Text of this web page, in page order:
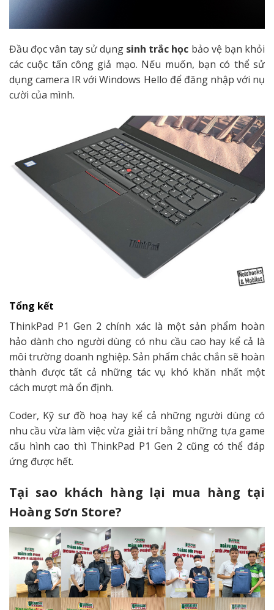
Đầu đọc vân tay sử dụng sinh trắc học bảo vệ bạn khỏi
các cuộc tấn công giả mạo. Nếu muốn, bạn có thể sử
dụng camera IR với Windows Hello để đăng nhập với nụ
cười của mình.
Tổng kết
ThinkPad P1 Gen 2 chính xác là một sản phẩm hoàn
hảo dành cho người dùng có nhu cầu cao hay kể cả là
môi trường doanh nghiệp. Sản phẩm chắc chắn sẽ hoàn
thành được tất cả những tác vụ khó khăn nhất một
cách mượt mà ổn định.
Coder, Kỹ sư đồ hoạ hay kể cả những người dùng có
nhu cầu vừa làm việc vừa giải trí bằng những tựa game
cấu hình cao thì ThinkPad P1 Gen 2 cũng có thể đáp
ứng được hết.
Tại sao khách hàng lại mua hàng tại
Hoàng Sơn Store?